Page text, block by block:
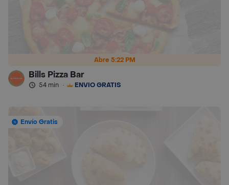
Abre 5:22 PM
Bills Pizza Bar
54 min · ENVÍO GRATIS
Envío Gratis